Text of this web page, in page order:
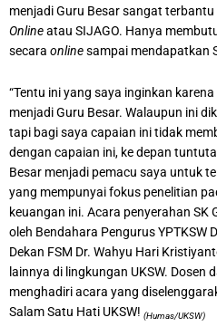
menjadi Guru Besar sangat
Onlineatau SIJAGO. Hanya
secara onlinesampai mendapatkan
“Tentu ini yang saya inginkan
menjadi Guru Besar. Walaupun ini
tapi bagi saya capaian ini tidak
dengan capaian ini, ke depan
Besar menjadi pemacu saya untuk
yang mempunyai fokus penelitian
keuangan ini. Acara penyerahan SK
oleh Bendahara Pengurus YPTKSW
Dekan FSM Dr. Wahyu Hari
lainnya di lingkungan UKSW. Dosen
menghadiri acara yang
Salam Satu Hati UKSW! (Humas/UKSW)